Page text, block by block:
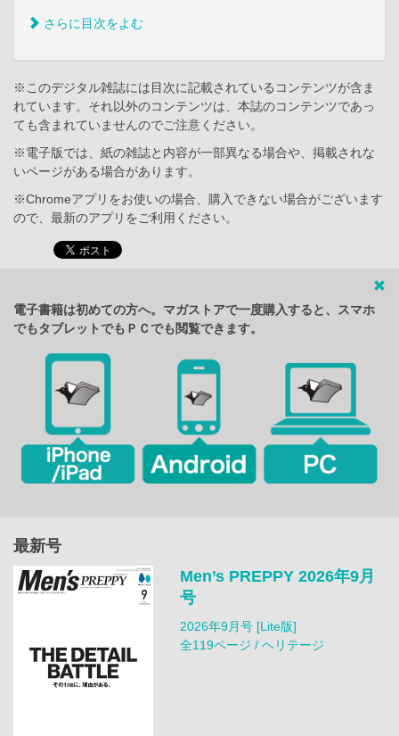
さらに目次をよむ
※このデジタル雑誌には目次に記載されているコンテンツが含ま
れています。それ以外のコンテンツは、本誌のコンテンツであっ
ても含まれていませんのでご注意ください。
※電子版では、紙の雑誌と内容が一部異なる場合や、掲載されな
いページがある場合があります。
※Chromeアプリをお使いの場合、購入できない場合がございます
ので、最新のアプリをご利用ください。
電子書籍は初めての方へ。マガストアで一度購入すると、スマホ
でもタブレットでもＰＣでも閲覧できます。
最新号
Men’s PREPPY 2026年9月
号
2026年9月号 [Lite版]
全119ページ / ヘリテージ